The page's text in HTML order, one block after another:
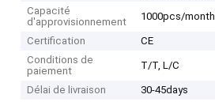
Capacité
d'approvisionnement
1000pcs/month
Certification
CE
Conditions de
paiement
T/T, L/C
Délai de livraison
30-45days